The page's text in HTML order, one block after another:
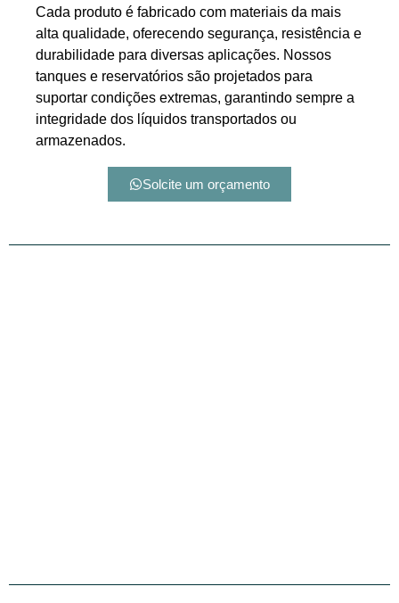
Cada produto é fabricado com materiais da mais
alta qualidade, oferecendo segurança, resistência e
durabilidade para diversas aplicações. Nossos
tanques e reservatórios são projetados para
suportar condições extremas, garantindo sempre a
integridade dos líquidos transportados ou
armazenados.
Solcite um orçamento